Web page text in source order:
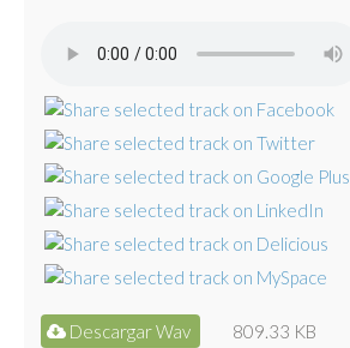
Descargar Wav 809.33 KB